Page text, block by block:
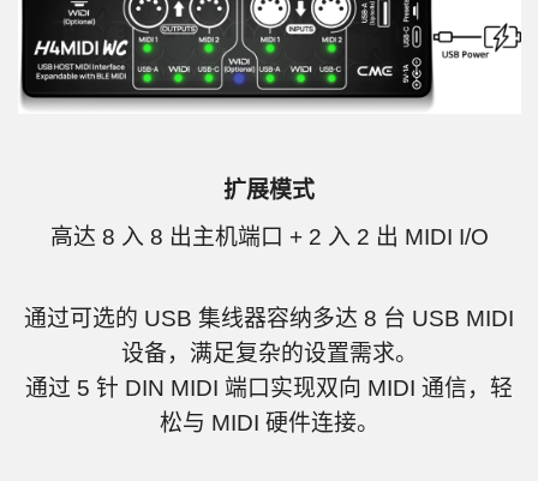
扩展模式
高达 8 入 8 出主机端口 + 2 入 2 出 MIDI I/O
通过可选的 USB 集线器容纳多达 8 台 USB MIDI
设备，满足复杂的设置需求。
通过 5 针 DIN MIDI 端口实现双向 MIDI 通信，轻
松与 MIDI 硬件连接。